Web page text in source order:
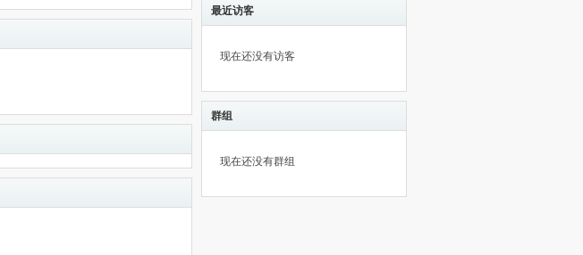
最近访客
现在还没有访客
群组
现在还没有群组